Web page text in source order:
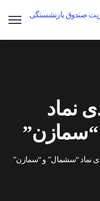
نماد
نماد “سشمال” و “سمازن”